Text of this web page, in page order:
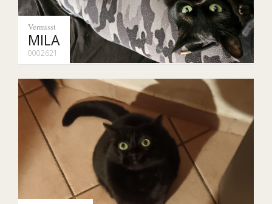
Vermisst
MILA
0002621